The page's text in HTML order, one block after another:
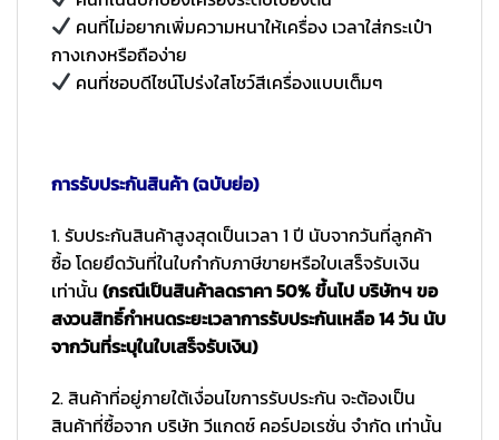
คนที่ไม่อยากเพิ่มความหนาให้เครื่อง เวลาใส่กระเป๋า
กางเกงหรือถือง่าย
คนที่ชอบดีไซน์โปร่งใสโชว์สีเครื่องแบบเต็มๆ
การรับประกันสินค้า (ฉบับย่อ)
1. รับประกันสินค้าสูงสุดเป็นเวลา 1 ปี นับจากวันที่ลูกค้า
ซื้อ โดยยึดวันที่ในใบกำกับภาษีขายหรือใบเสร็จรับเงิน
เท่านั้น (กรณีเป็นสินค้าลดราคา 50% ขึ้นไป บริษัทฯ ขอ
สงวนสิทธิ์กำหนดระยะเวลาการรับประกันเหลือ 14 วัน นับ
จากวันที่ระบุในใบเสร็จรับเงิน)
2. สินค้าที่อยู่ภายใต้เงื่อนไขการรับประกัน จะต้องเป็น
สินค้าที่ซื้อจาก บริษัท วีแกดซ์ คอร์ปอเรชั่น จำกัด เท่านั้น